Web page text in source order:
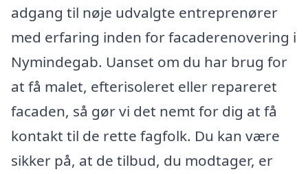
adgang til nøje udvalgte entreprenører
med erfaring inden for facaderenovering i
Nymindegab. Uanset om du har brug for
at få malet, efterisoleret eller repareret
facaden, så gør vi det nemt for dig at få
kontakt til de rette fagfolk. Du kan være
sikker på, at de tilbud, du modtager, er